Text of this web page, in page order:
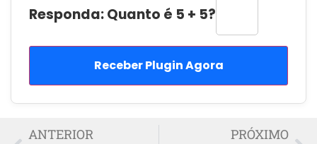
Responda: Quanto é 5 + 5?
Receber Plugin Agora
ANTERIOR PRÓXIMO